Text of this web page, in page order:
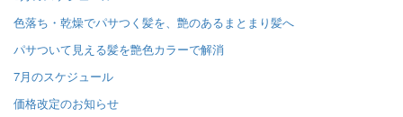
色落ち・乾燥でパサつく髪を、艶のあるまとまり髪へ
パサついて見える髪を艶色カラーで解消
7月のスケジュール
価格改定のお知らせ